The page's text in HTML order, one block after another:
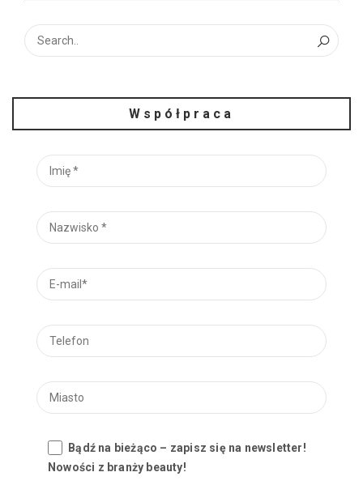
Współpraca
Bądź na bieżąco – zapisz się na newsletter!
Nowości z branży beauty!